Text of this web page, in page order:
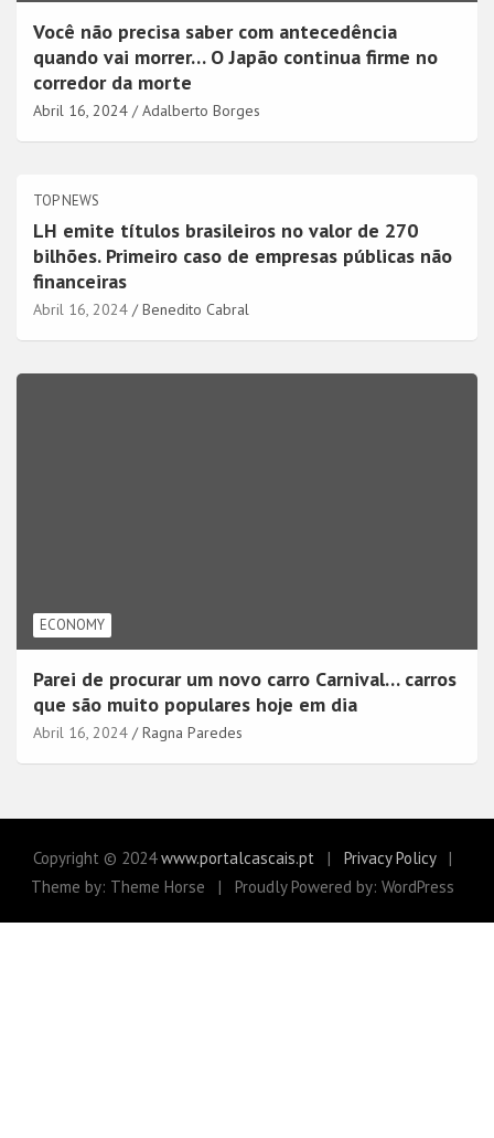
Você não precisa saber com antecedência
quando vai morrer… O Japão continua firme no
corredor da morte
Abril 16, 2024 Adalberto Borges
TOP NEWS
LH emite títulos brasileiros no valor de 270
bilhões. Primeiro caso de empresas públicas não
financeiras
Abril 16, 2024 Benedito Cabral
ECONOMY
Parei de procurar um novo carro Carnival… carros
que são muito populares hoje em dia
Abril 16, 2024 Ragna Paredes
Copyright © 2024www.portalcascais.pt
Privacy Policy
Theme by: Theme Horse
Proudly Powered by: WordPress